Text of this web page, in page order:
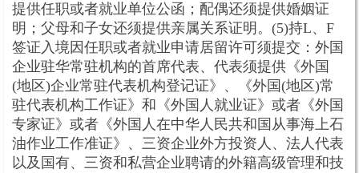
提供任职或者就业单位公函；配偶还须提供婚姻证
明；父母和子女还须提供亲属关系证明。(5)持L、F
签证入境因任职或者就业申请居留许可须提交：外国
企业驻华常驻机构的首席代表、代表须提供《外国
(地区)企业常驻代表机构登记证》、《外国(地区)常
驻代表机构工作证》和《外国人就业证》或者《外国
专家证》或者《外国人在中华人民共和国从事海上石
油作业工作准证》、三资企业外方投资人、法人代表
以及国有、三资和私营企业聘请的外籍高级管理和技